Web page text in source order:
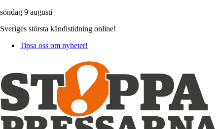
söndag 9 augusti
Sveriges största kändistidning online!
Tipsa oss om nyheter!